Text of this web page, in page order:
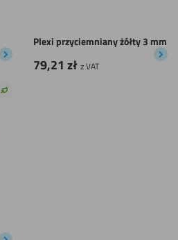
Plexi przyciemniany żółty 3 mm
79,21 zł z VAT
Zrównoważony